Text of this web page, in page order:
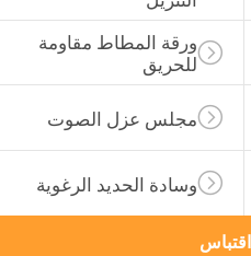
ورقة المطاط مقاومة
للحريق
مجلس عزل الصوت
وسادة الحديد الرغوية